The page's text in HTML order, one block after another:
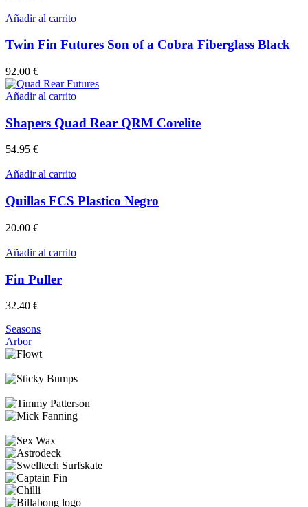
Añadir al carrito
Twin Fin Futures Son of a Cobra Fiberglass Black
92.00 €
Añadir al carrito
Shapers Quad Rear QRM Corelite
54.95 €
Añadir al carrito
Quillas FCS Plastico Negro
20.00 €
Añadir al carrito
Fin Puller
32.40 €
Seasons
Arbor